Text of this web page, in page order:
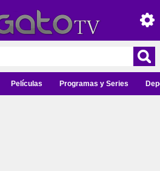
Películas Programas y Series